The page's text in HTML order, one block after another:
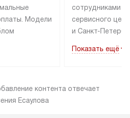
Модели
отправлен
трех дней.
сотрудниками
сервисного
и Санкт-
подключается к
за пределы
Показать ещё
контента отвечает
Есаулова